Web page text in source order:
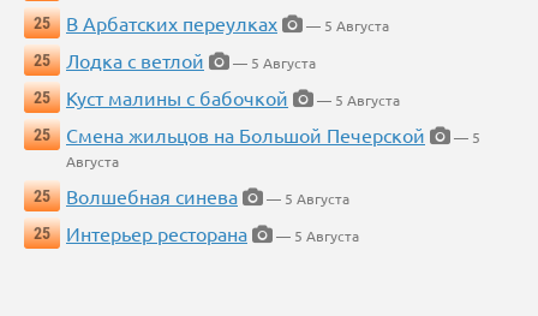
25
В Арбатских переулках
— 5 Августа
25
Лодка с ветлой
— 5 Августа
25
Куст малины с бабочкой
— 5 Августа
25
Смена жильцов на Большой Печерской
— 5
Августа
25
Волшебная синева
— 5 Августа
25
Интерьер ресторана — 5 Августа